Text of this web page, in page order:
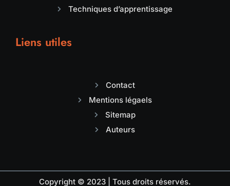
Techniques d’apprentissage
Liens utiles
Contact
Mentions légaels
Sitemap
Auteurs
Copyright © 2023 | Tous droits réservés.